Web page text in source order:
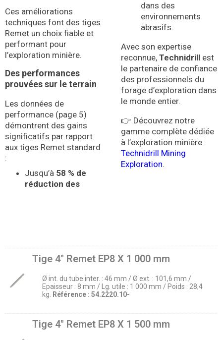
Ces améliorations
techniques font des tiges
Remet un choix fiable et
performant pour
l’exploration minière.
Des performances
prouvées sur le terrain
Les données de
performance (page 5)
démontrent des gains
significatifs par rapport
aux tiges Remet standard
:
Jusqu’à 58 % de
réduction des
dans des
environnements
abrasifs.
Avec son expertise
reconnue, Technidrill est
le partenaire de confiance
des professionnels du
forage d’exploration dans
le monde entier.
👉 Découvrez notre
gamme complète dédiée
à l’exploration minière :
Technidrill Mining
Exploration.
Tige 4″ Remet EP8 X 1 000 mm
Ø int. du tube inter. : 46 mm / Ø ext. : 101,6 mm /
Epaisseur : 8 mm / Lg. utile : 1 000 mm / Poids : 28,4
kg.
Référence : 54.2220.10-
Tige 4″ Remet EP8 X 1 500 mm